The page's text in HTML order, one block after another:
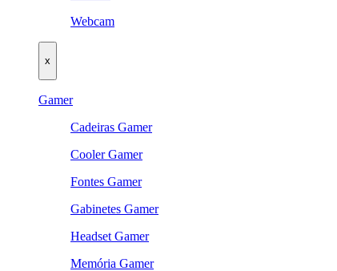
Webcam
x
Gamer
Cadeiras Gamer
Cooler Gamer
Fontes Gamer
Gabinetes Gamer
Headset Gamer
Memória Gamer